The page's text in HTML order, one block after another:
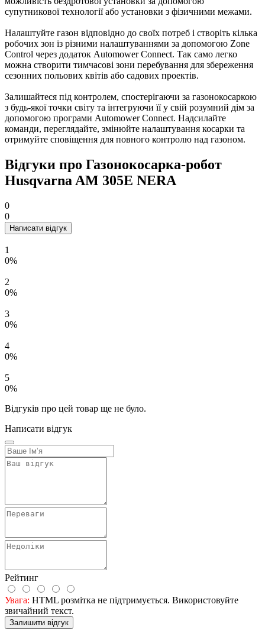
супутникової технології або установки з фізичними межами.
Налаштуйте газон відповідно до своїх потреб і створіть кілька
робочих зон із різними налаштуваннями за допомогою Zone
Control через додаток Automower Connect. Так само легко
можна створити тимчасові зони перебування для збереження
сезонних польових квітів або садових проектів.​
Залишайтеся під контролем, спостерігаючи за газонокосаркою
з будь-якої точки світу та інтегруючи її у свій розумний дім за
допомогою програми Automower Connect. Надсилайте
команди, переглядайте, змінюйте налаштування косарки та
отримуйте сповіщення для повного контролю над газоном.
Відгуки про Газонокосарка-робот
Husqvarna AM 305E NERA
0
0
Написати відгук
1
0%
2
0%
3
0%
4
0%
5
0%
Відгуків про цей товар ще не було.
Написати відгук
Рейтинг
Увага: HTML розмітка не підтримується. Використовуйте
звичайний текст.
Залишити відгук